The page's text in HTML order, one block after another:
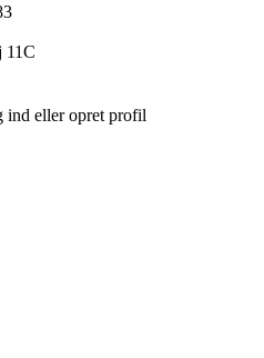
11C
ind eller opret profil